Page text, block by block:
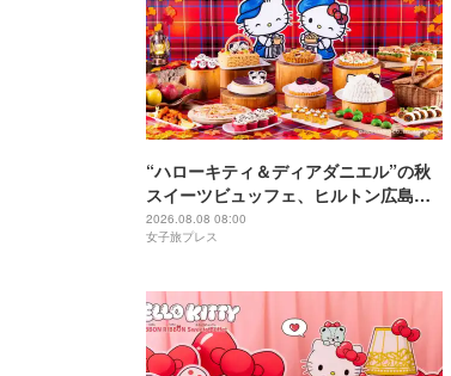
“ハローキティ＆ディアダニエル”の秋
スイーツビュッフェ、ヒルトン広島で
開催
2026.08.08 08:00
女子旅プレス